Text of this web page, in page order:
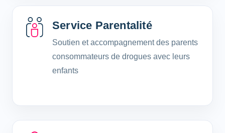
Service Parentalité
Soutien et accompagnement des parents
consommateurs de drogues avec leurs
enfants